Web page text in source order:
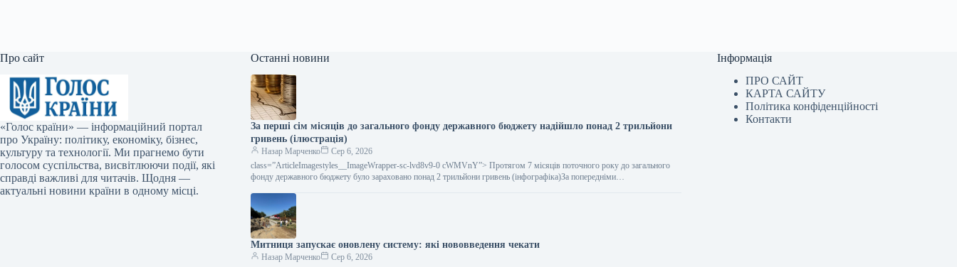
Про сайт
«Голос країни» — інформаційний портал
про Україну: політику, економіку, бізнес,
культуру та технології. Ми прагнемо бути
голосом суспільства, висвітлюючи події, які
справді важливі для читачів. Щодня —
актуальні новини країни в одному місці.
Останні новини
За перші сім місяців до загального фонду державного бюджету надійшло понад 2 трильйони
гривень (ілюстрація)
Назар Марченко
Сер 6, 2026
class=”ArticleImagestyles__ImageWrapper-sc-lvd8v9-0 cWMVnY”> Протягом 7 місяців поточного року до загального
фонду державного бюджету було зараховано понад 2 трильйони гривень (інфографіка)За попередніми…
Митниця запускає оновлену систему: які нововведення чекати
Назар Марченко
Сер 6, 2026
Інформація
ПРО САЙТ
КАРТА САЙТУ
Політика конфіденційності
Контакти